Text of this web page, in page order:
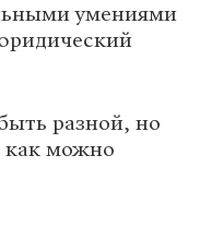
умениями
разной, но
как можно